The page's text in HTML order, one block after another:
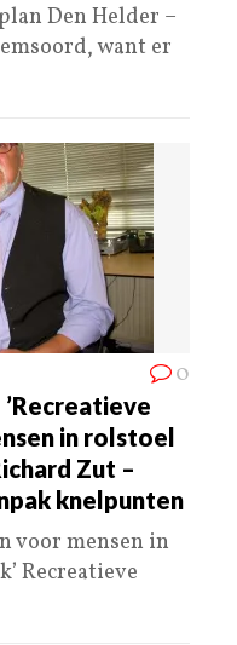
Den Helder –
want er
0
in rolstoel
Zut –
knelpunten
voor mensen in
Recreatieve